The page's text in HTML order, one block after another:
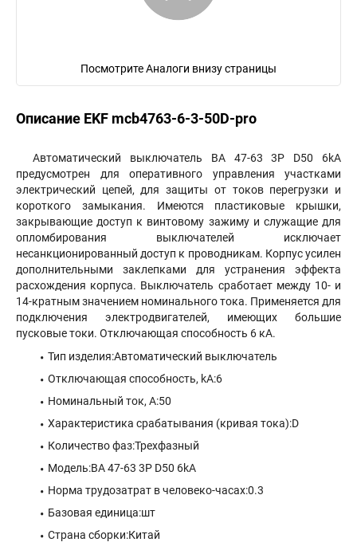
Посмотрите Аналоги внизу страницы
Описание EKF mcb4763-6-3-50D-pro
Автоматический выключатель ВА 47-63 3P D50 6kA
предусмотрен для оперативного управления участками
электрический цепей, для защиты от токов перегрузки и
короткого замыкания. Имеются пластиковые крышки,
закрывающие доступ к винтовому зажиму и служащие для
опломбирования выключателей исключает
несанкционированный доступ к проводникам. Корпус усилен
дополнительными заклепками для устранения эффекта
расхождения корпуса. Выключатель сработает между 10- и
14-кратным значением номинального тока. Применяется для
подключения электродвигателей, имеющих большие
пусковые токи. Отключающая способность 6 кА.
Тип изделия:Автоматический выключатель
Отключающая способность, kA:6
Номинальный ток, А:50
Характеристика срабатывания (кривая тока):D
Количество фаз:Трехфазный
Модель:ВА 47-63 3P D50 6kA
Норма трудозатрат в человеко-часах:0.3
Базовая единица:шт
Страна сборки:Китай